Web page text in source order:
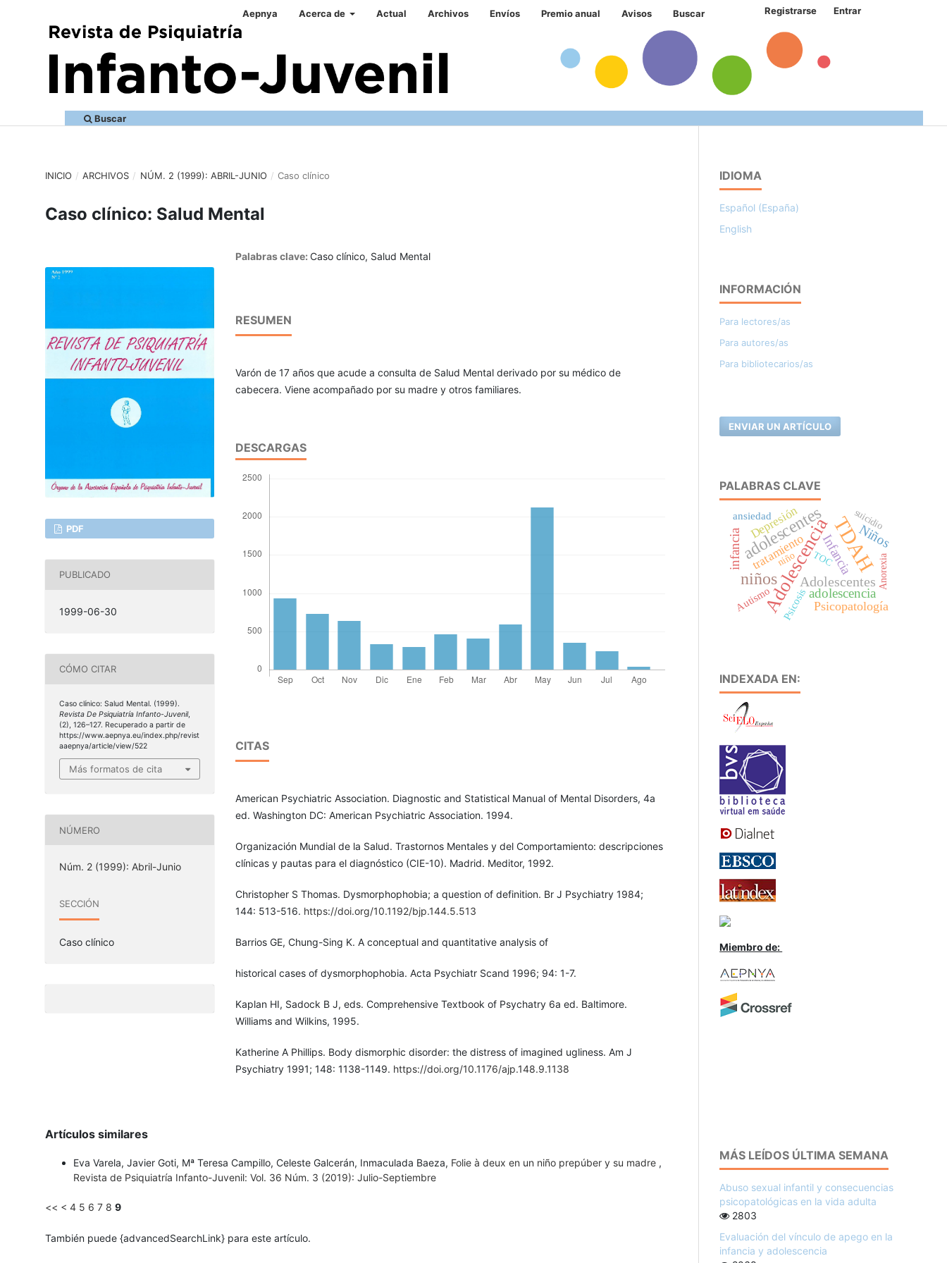
Aepnya Acerca de Actual Archivos Envíos Premio anual Avisos Buscar Registrarse Entrar
Buscar
INICIO / ARCHIVOS / NÚM. 2 (1999): ABRIL-JUNIO / Caso clínico
Caso clínico: Salud Mental
PDF
PUBLICADO
1999-06-30
CÓMO CITAR
Caso clínico: Salud Mental. (1999).
Revista De Psiquiatría Infanto-Juvenil,
(2), 126–127. Recuperado a partir de
https://www.aepnya.eu/index.php/revist
aaepnya/article/view/522
Más formatos de cita
NÚMERO
Núm. 2 (1999): Abril-Junio
SECCIÓN
Caso clínico
Palabras clave: Caso clínico, Salud Mental
RESUMEN
Varón de 17 años que acude a consulta de Salud Mental derivado por su médico de
cabecera. Viene acompañado por su madre y otros familiares.
DESCARGAS
CITAS
American Psychiatric Association. Diagnostic and Statistical Manual of Mental Disorders, 4a
ed. Washington DC: American Psychiatric Association. 1994.
Organización Mundial de la Salud. Trastornos Mentales y del Comportamiento: descripciones
clínicas y pautas para el diagnóstico (CIE-10). Madrid. Meditor, 1992.
Christopher S Thomas. Dysmorphophobia; a question of definition. Br J Psychiatry 1984;
144: 513-516. https://doi.org/10.1192/bjp.144.5.513
Barrios GE, Chung-Sing K. A conceptual and quantitative analysis of
historical cases of dysmorphophobia. Acta Psychiatr Scand 1996; 94: 1-7.
Kaplan HI, Sadock B J, eds. Comprehensive Textbook of Psychatry 6a ed. Baltimore.
Williams and Wilkins, 1995.
Katherine A Phillips. Body dismorphic disorder: the distress of imagined ugliness. Am J
Psychiatry 1991; 148: 1138-1149. https://doi.org/10.1176/ajp.148.9.1138
Artículos similares
Eva Varela, Javier Goti, Mª Teresa Campillo, Celeste Galcerán, Inmaculada Baeza, Folie à deux en un niño prepúber y su madre ,
Revista de Psiquiatría Infanto-Juvenil: Vol. 36 Núm. 3 (2019): Julio-Septiembre
<< < 4 5 6 7 8 9
También puede {advancedSearchLink} para este artículo.
IDIOMA
Español (España)
English
INFORMACIÓN
Para lectores/as
Para autores/as
Para bibliotecarios/as
ENVIAR UN ARTÍCULO
PALABRAS CLAVE
TDAH
Adolescencia
niños
adolescentes
Adolescentes
Infancia
adolescencia
Niños
infancia
Psicopatología
tratamiento
Depresión
Autismo Psicosis
ansiedad
TOC
suicidio
Anorexia
niño
INDEXADA EN:
Miembro de:
MÁS LEÍDOS ÚLTIMA SEMANA
Abuso sexual infantil y consecuencias
psicopatológicas en la vida adulta
2803
Evaluación del vínculo de apego en la
infancia y adolescencia